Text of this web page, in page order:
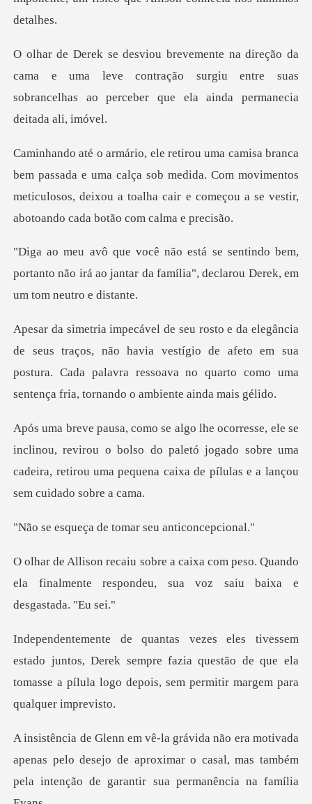
a e uma leve contração surgiu entre suas
sobrancelhas ao
uma calça sob medida. Com movimentos
meticulosos, deixou a toalha ca
o bem,
portanto não irá ao jantar da família"
s, não havia vestígio de afeto em sua
postura. Cada palavra ressoava n
u, revirou o bolso do paletó jogado sobre uma
cadeira, retirou u
de tomar seu a
om peso. Quando
ela finalmente respondeu,
tos, Derek sempre fazia questão de que ela
tomasse a pílula
apenas pelo desejo de aproximar o casal, mas também
pel